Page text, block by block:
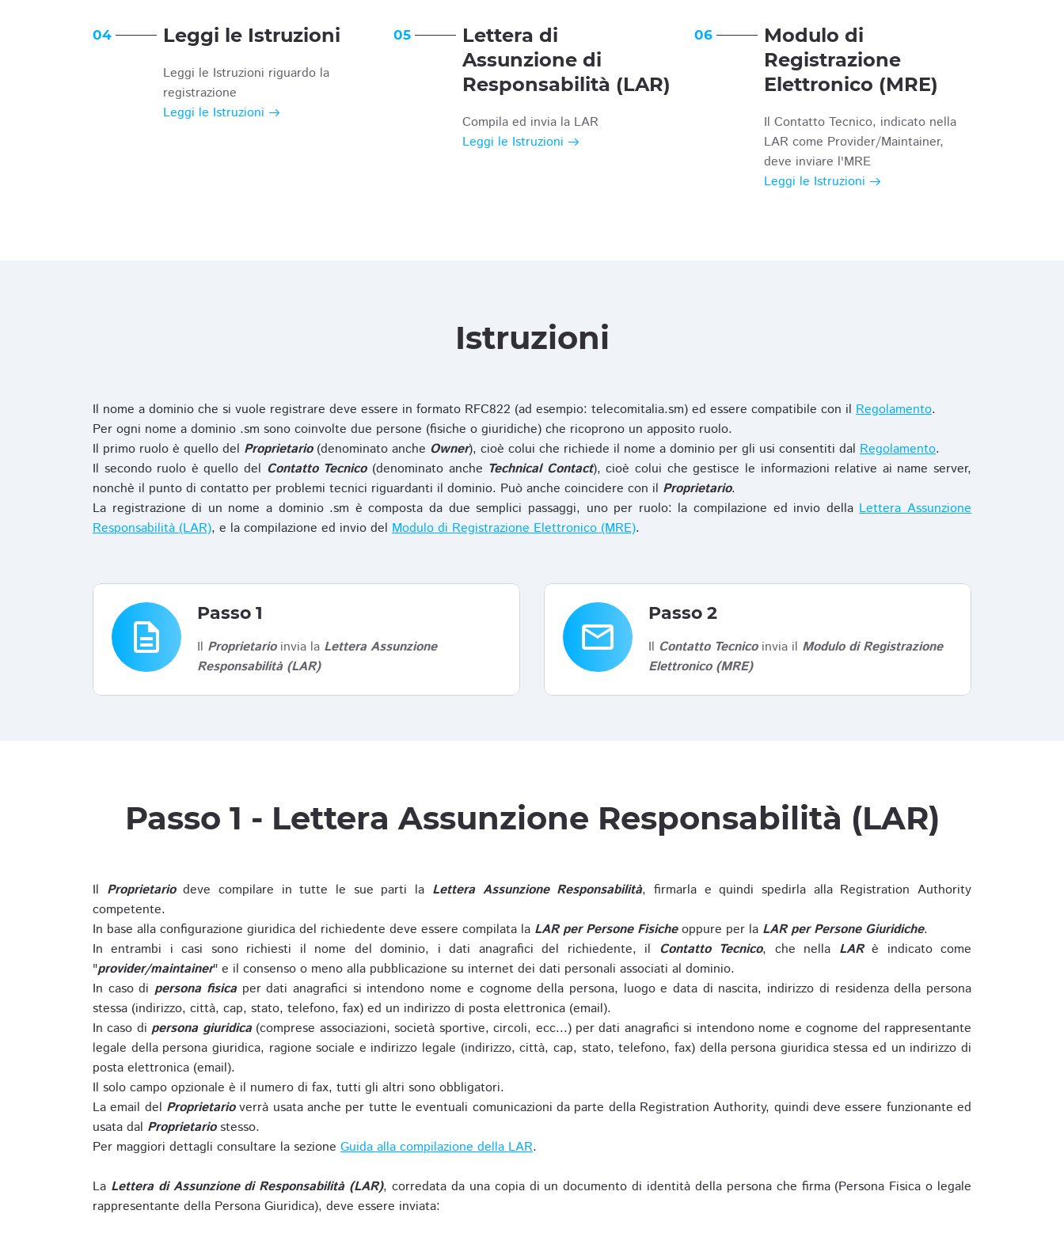
04 Leggi le Istruzioni
Leggi le Istruzioni riguardo la
registrazione
Leggi le Istruzioni
05
Lettera di
Assunzione di
Responsabilità (LAR)
Compila ed invia la LAR
Leggi le Istruzioni
06
Modulo di
Registrazione
Elettronico (MRE)
Il Contatto Tecnico, indicato nella
LAR come Provider/Maintainer,
deve inviare l'MRE
Leggi le Istruzioni
Istruzioni
Il nome a dominio che si vuole registrare deve essere in formato RFC822 (ad esempio: telecomitalia.sm) ed essere compatibile con il Regolamento.
Per ogni nome a dominio .sm sono coinvolte due persone (fisiche o giuridiche) che ricoprono un apposito ruolo.
Il primo ruolo è quello del Proprietario(denominato anche Owner), cioè colui che richiede il nome a dominio per gli usi consentiti dal Regolamento.
Il secondo ruolo è quello del Contatto Tecnico(denominato anche Technical Contact), cioè colui che gestisce le informazioni relative ai name server,
nonchè il punto di contatto per problemi tecnici riguardanti il dominio. Può anche coincidere con il Proprietario.
La registrazione di un nome a dominio .sm è composta da due semplici passaggi, uno per ruolo: la compilazione ed invio dellaLettera Assunzione
Responsabilità (LAR), e la compilazione ed invio del Modulo di Registrazione Elettronico (MRE).
description
Passo 1
Il Proprietarioinvia la Lettera Assunzione
Responsabilità (LAR)
email
Passo 2
Il Contatto Tecnicoinvia il Modulo di Registrazione
Elettronico (MRE)
Passo 1 - Lettera Assunzione Responsabilità (LAR)
Il Proprietariodeve compilare in tutte le sue parti la Lettera Assunzione Responsabilità, firmarla e quindi spedirla alla Registration Authority
competente.
In base alla configurazione giuridica del richiedente deve essere compilata la LAR per Persone Fisicheoppure per la LAR per Persone Giuridiche.
In entrambi i casi sono richiesti il nome del dominio, i dati anagrafici del richiedente, il Contatto Tecnico, che nella LARè indicato come
"provider/maintainer" e il consenso o meno alla pubblicazione su internet dei dati personali associati al dominio.
In caso dipersona fisicaper dati anagrafici si intendono nome e cognome della persona, luogo e data di nascita, indirizzo di residenza della persona
stessa (indirizzo, città, cap, stato, telefono, fax) ed un indirizzo di posta elettronica (email).
In caso dipersona giuridica(comprese associazioni, società sportive, circoli, ecc...) per dati anagrafici si intendono nome e cognome del rappresentante
legale della persona giuridica, ragione sociale e indirizzo legale (indirizzo, città, cap, stato, telefono, fax) della persona giuridica stessa ed un indirizzo di
posta elettronica (email).
Il solo campo opzionale è il numero di fax, tutti gli altri sono obbligatori.
La email del Proprietarioverrà usata anche per tutte le eventuali comunicazioni da parte della Registration Authority, quindi deve essere funzionante ed
usata dal Proprietariostesso.
Per maggiori dettagli consultare la sezione Guida alla compilazione della LAR.
La Lettera di Assunzione di Responsabilità (LAR), corredata da una copia di un documento di identità della persona che firma (Persona Fisica o legale
rappresentante della Persona Giuridica), deve essere inviata: